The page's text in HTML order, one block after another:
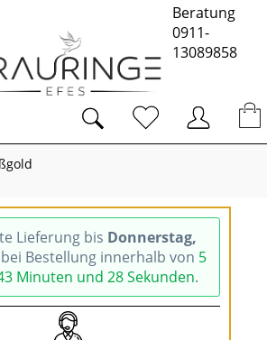
Beratung
0911-
13089858
Lieferung bis Donnerstag,
bei Bestellung innerhalb von 5
Minuten und 27 Sekunden.